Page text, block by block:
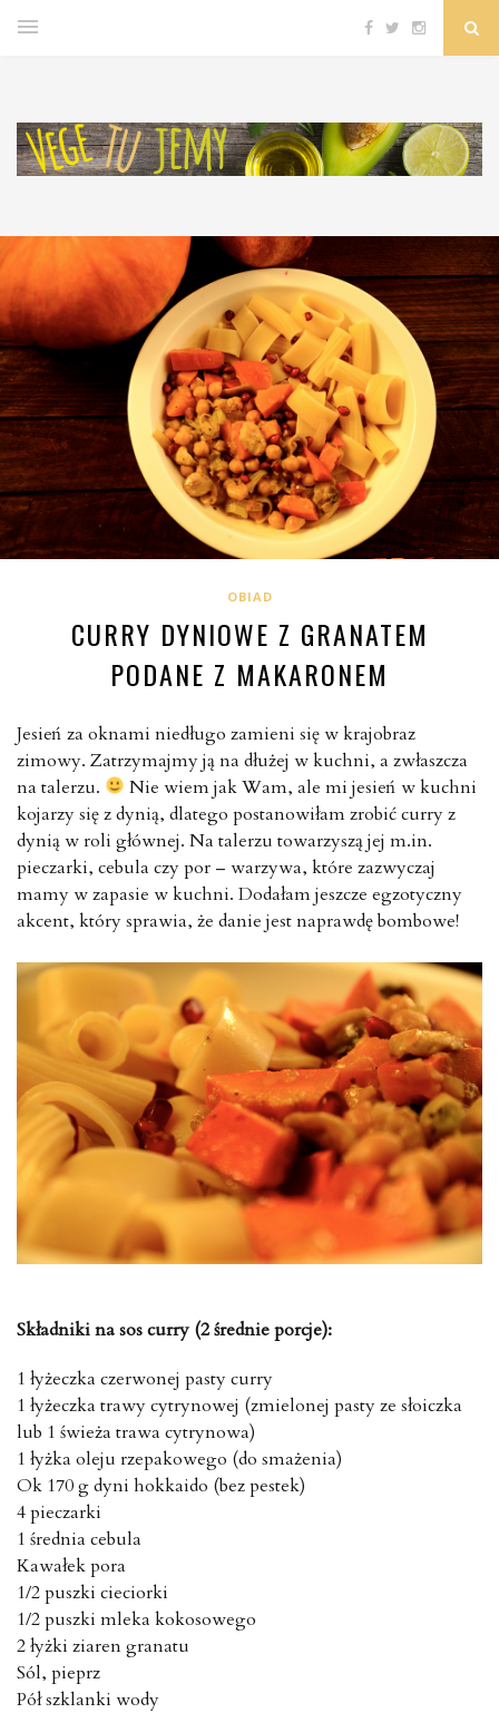
OBIAD
CURRY DYNIOWE Z GRANATEM
PODANE Z MAKARONEM
Jesień za oknami niedługo zamieni się w krajobraz
zimowy. Zatrzymajmy ją na dłużej w kuchni, a zwłaszcza
na talerzu.
Nie wiem jak Wam, ale mi jesień w kuchni
kojarzy się z dynią, dlatego postanowiłam zrobić curry z
dynią w roli głównej. Na talerzu towarzyszą jej m.in.
pieczarki, cebula czy por – warzywa, które zazwyczaj
mamy w zapasie w kuchni. Dodałam jeszcze egzotyczny
akcent, który sprawia, że danie jest naprawdę bombowe!
Składniki na sos curry (2 średnie porcje):
1 łyżeczka czerwonej pasty curry
1 łyżeczka trawy cytrynowej (zmielonej pasty ze słoiczka
lub 1 świeża trawa cytrynowa)
1 łyżka oleju rzepakowego (do smażenia)
Ok 170 g dyni hokkaido (bez pestek)
4 pieczarki
1 średnia cebula
Kawałek pora
1/2 puszki cieciorki
1/2 puszki mleka kokosowego
2 łyżki ziaren granatu
Sól, pieprz
Pół szklanki wody